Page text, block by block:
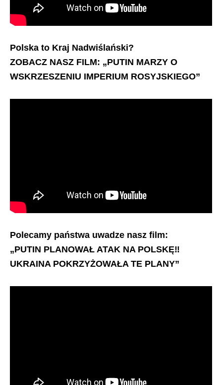
Polska to Kraj Nadwiślański?
ZOBACZ NASZ FILM: „PUTIN MARZY O
WSKRZESZENIU IMPERIUM ROSYJSKIEGO”
Polecamy państwa uwadze nasz film:
„PUTIN PLANOWAŁ ATAK NA POLSKĘ‼️
UKRAINA POKRZYŻOWAŁA TE PLANY”